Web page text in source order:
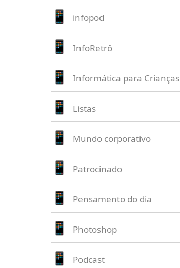
infopod
InfoRetrô
Informática para Crianças
Listas
Mundo corporativo
Patrocinado
Pensamento do dia
Photoshop
Podcast